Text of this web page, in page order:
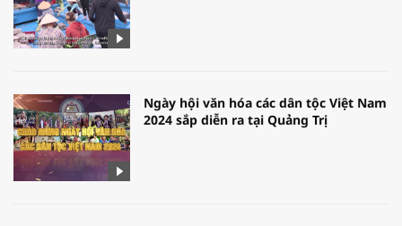
Ngày hội văn hóa các dân tộc Việt Nam
2024 sắp diễn ra tại Quảng Trị